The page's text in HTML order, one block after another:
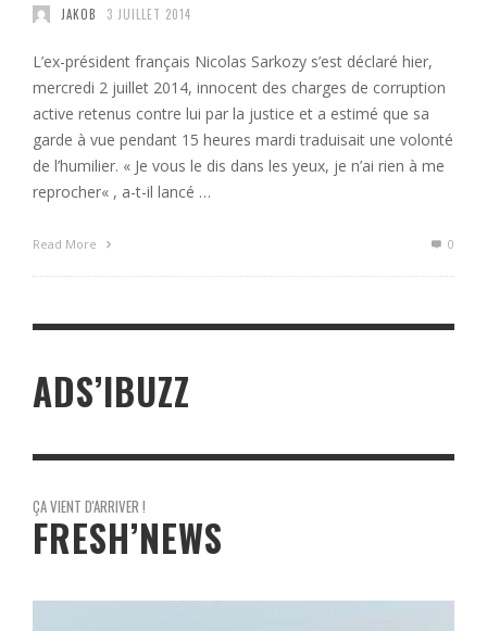
JAKOB 3 JUILLET 2014
L’ex-président français Nicolas Sarkozy s’est déclaré hier,
mercredi 2 juillet 2014, innocent des charges de corruption
active retenus contre lui par la justice et a estimé que sa
garde à vue pendant 15 heures mardi traduisait une volonté
de l’humilier. « Je vous le dis dans les yeux, je n’ai rien à me
reprocher« , a-t-il lancé …
Read More 0
ADS’IBUZZ
ÇA VIENT D'ARRIVER !
FRESH’NEWS